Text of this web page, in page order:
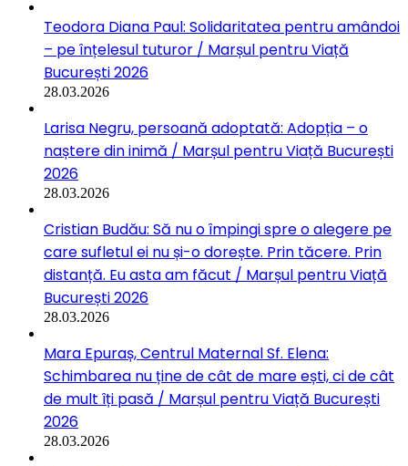
Teodora Diana Paul: Solidaritatea pentru amândoi
– pe înțelesul tuturor / Marșul pentru Viață
București 2026
28.03.2026
Larisa Negru, persoană adoptată: Adopția – o
naștere din inimă / Marșul pentru Viață București
2026
28.03.2026
Cristian Budău: Să nu o împingi spre o alegere pe
care sufletul ei nu și-o dorește. Prin tăcere. Prin
distanță. Eu asta am făcut / Marșul pentru Viață
București 2026
28.03.2026
Mara Epuraș, Centrul Maternal Sf. Elena:
Schimbarea nu ține de cât de mare ești, ci de cât
de mult îți pasă / Marșul pentru Viață București
2026
28.03.2026